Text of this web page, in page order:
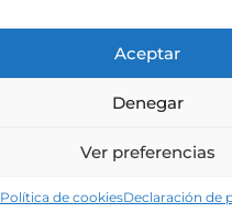
Aceptar
Denegar
Ver preferencias
Política de cookiesDeclaración de
Política de